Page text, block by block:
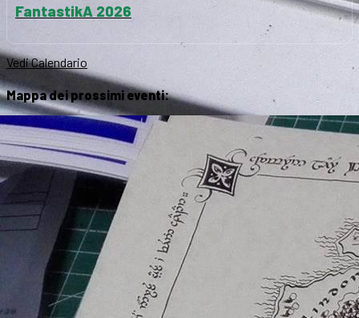
FantastikA 2026
Vedi Calendario
Mappa dei prossimi eventi: